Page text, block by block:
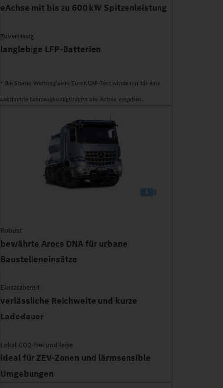
eAchse mit bis zu 600 kW Spitzenleistung
Zuverlässig
langlebige LFP-Batterien
* Die Sterne-Wertung beim EuroNCAP-Test wurde nur für eine
bestimmte Fahrzeugkonfiguration des Actros vergeben.
Robust
bewährte Arocs DNA für urbane
Baustelleneinsätze
Einsatzbereit
verlässliche Reichweite und kurze
Ladedauer
Lokal CO2-frei und leise
ideal für ZEV-Zonen und lärmsensible
Umgebungen